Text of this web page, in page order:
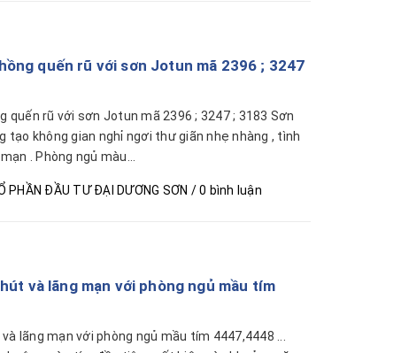
quến rũ với sơn Jotun mã 2396 ; 3247
quến rũ với sơn Jotun mã 2396 ; 3247 ; 3183 Sơn
tạo không gian nghỉ ngơi thư giãn nhẹ nhàng , tình
. Phòng ngủ màu...
PHẦN ĐẦU TƯ ĐẠI DƯƠNG SƠN / 0 bình luận
và lãng mạn với phòng ngủ mầu tím
lãng mạn với phòng ngủ mầu tím 4447,4448 ...